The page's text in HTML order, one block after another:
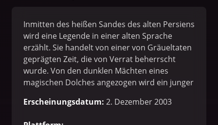
Inmitten des heißen Sandes des alten Persiens
wird eine Legende in einer alten Sprache
erzählt. Sie handelt von einer von Gräueltaten
geprägten Zeit, die von Verrat beherrscht
wurde. Von den dunklen Mächten eines
magischen Dolches angezogen wird ein junger
wunderbares Königreich loszulassen. Von den
Erscheinungsdatum: 2. Dezember 2003